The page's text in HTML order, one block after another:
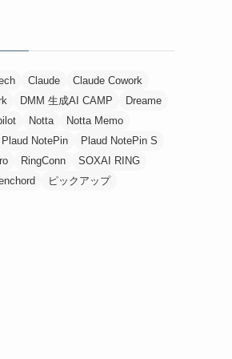
Claude
Claude Cowork
DMM 生成AI CAMP
Dreame
Notta
Notta Memo
Plaud NotePin
Plaud NotePin S
RingConn
SOXAI RING
ピックアップ